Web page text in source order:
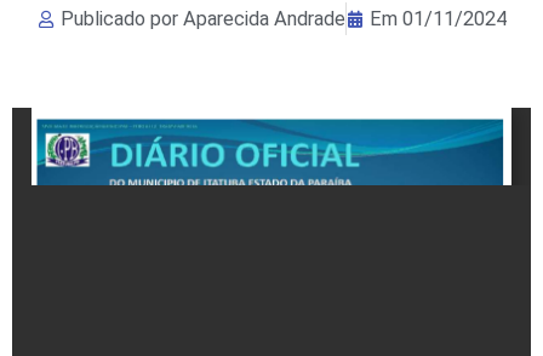
Publicado por Aparecida Andrade Em 01/11/2024